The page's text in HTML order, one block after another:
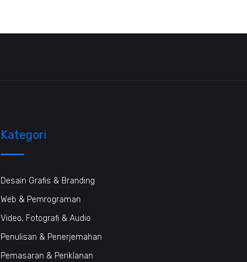
Kategori
Desain Grafis & Branding
Web & Pemrograman
Video, Fotografi & Audio
Penulisan & Penerjemahan
Pemasaran & Periklanan